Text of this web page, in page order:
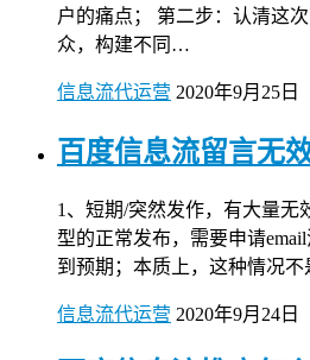
户的痛点； 第二步：认清这
众，构建不同…
信息流代运营 2020年9月25日
百度信息流留言无
1、短期/突然发作，有大量无
型的正常发布，需要申请
到预期；本质上，这种情况
信息流代运营 2020年9月24日